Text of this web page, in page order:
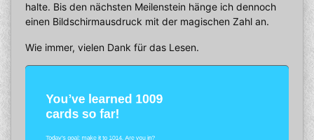
halte. Bis den nächsten Meilenstein hänge ich dennoch
einen Bildschirmausdruck mit der magischen Zahl an.
Wie immer, vielen Dank für das Lesen.